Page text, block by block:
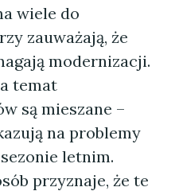
wiele do
zauważają, że
modernizacji.
temat
są mieszane –
na problemy
letnim.
przyznaje, że te